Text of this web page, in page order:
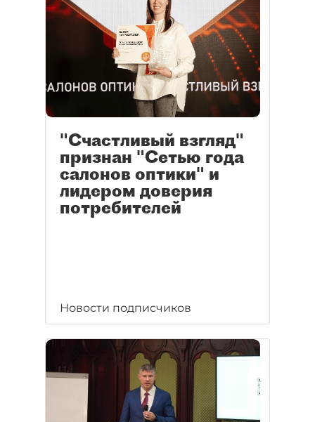
"Счастливый взгляд"
признан "Сетью года
салонов оптики" и
лидером доверия
потребителей
Новости подписчиков